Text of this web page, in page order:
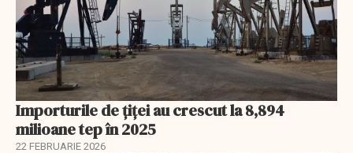
Importurile de țiței au crescut la 8,894
milioane tep în 2025
22 FEBRUARIE 2026